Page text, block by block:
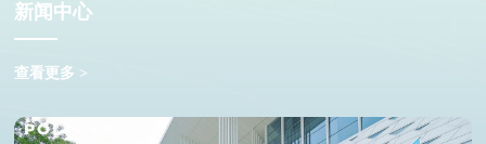
新闻中心
查看更多 >